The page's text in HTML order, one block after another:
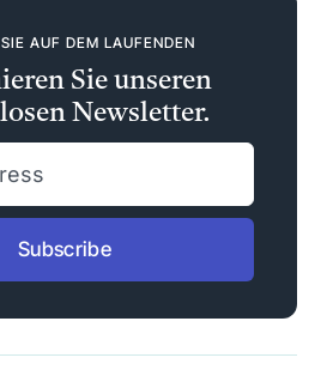
AUF DEM LAUFENDEN
Sie unseren
Newsletter.
Subscribe